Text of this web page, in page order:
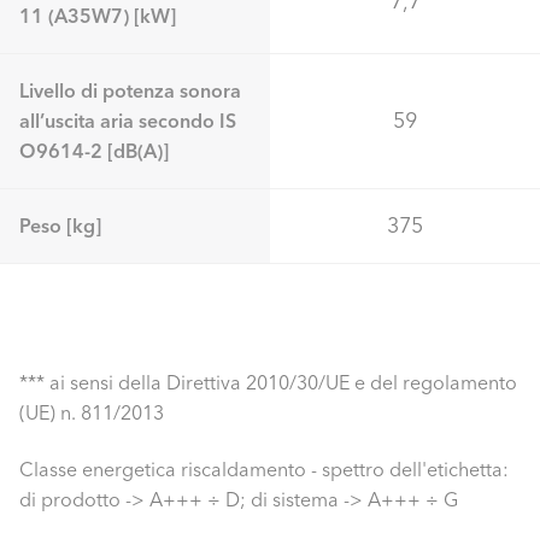
11 (A35W7) [kW]
Livello di potenza sonora
all’uscita aria secondo IS
O9614-2 [dB(A)]
59
Peso [kg] 375
*** ai sensi della Direttiva 2010/30/UE e del regolamento
(UE) n. 811/2013
Classe energetica riscaldamento - spettro dell'etichetta:
di prodotto -> A+++ ÷ D; di sistema -> A+++ ÷ G